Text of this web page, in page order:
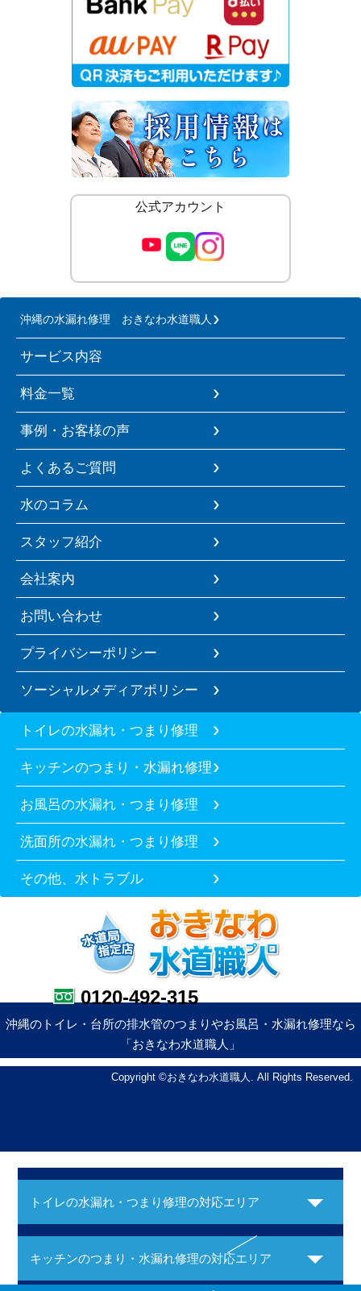
公式アカウント
沖縄の水漏れ修理 おきなわ水道職人
サービス内容
料金一覧
事例・お客様の声
よくあるご質問
水のコラム
スタッフ紹介
会社案内
お問い合わせ
プライバシーポリシー
ソーシャルメディアポリシー
トイレの水漏れ・つまり修理
キッチンのつまり・水漏れ修理
お風呂の水漏れ・つまり修理
洗面所の水漏れ・つまり修理
その他、水トラブル
0120-492-315
沖縄のトイレ・台所の排水管のつまりやお風呂・水漏れ修理なら
「おきなわ水道職人」
Copyright ©おきなわ水道職人. All Rights Reserved.
トイレの水漏れ・つまり修理の対応エリア
キッチンのつまり・水漏れ修理の対応エリア